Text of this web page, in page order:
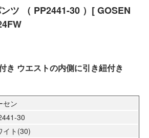
ツ （ PP2441-30 ）[ GOSEN
き ウエストの内側に引き紐付き
セン
30
イト(30)